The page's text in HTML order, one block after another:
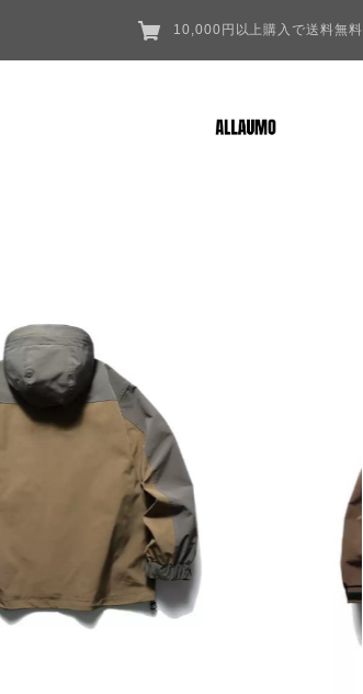
10,000円以上購入で送料無料